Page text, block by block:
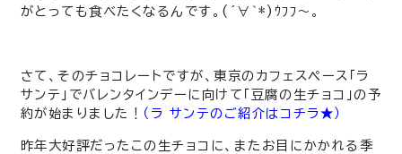
がとっても食べたくなるんです。(´∀｀*)ｳﾌﾌ～。
さて、そのチョコレートですが、東京のカフェスペース「ラ
サンテ」でバレンタインデーに向けて「豆腐の生チョコ」の予
約が始まりました！ （ラ サンテのご紹介はコチラ★）
昨年大好評だったこの生チョコに、またお目にかかれる季